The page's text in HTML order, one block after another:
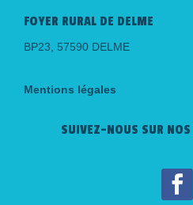
FOYER RURAL DE DELME
BP23, 57590 DELME
Mentions légales
SUIVEZ-NOUS SUR NOS